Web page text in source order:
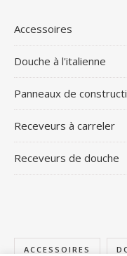
Accessoires
Douche à l'italienne
Panneaux de
Receveurs à carreler
Receveurs de douche
ACCESSOIRES